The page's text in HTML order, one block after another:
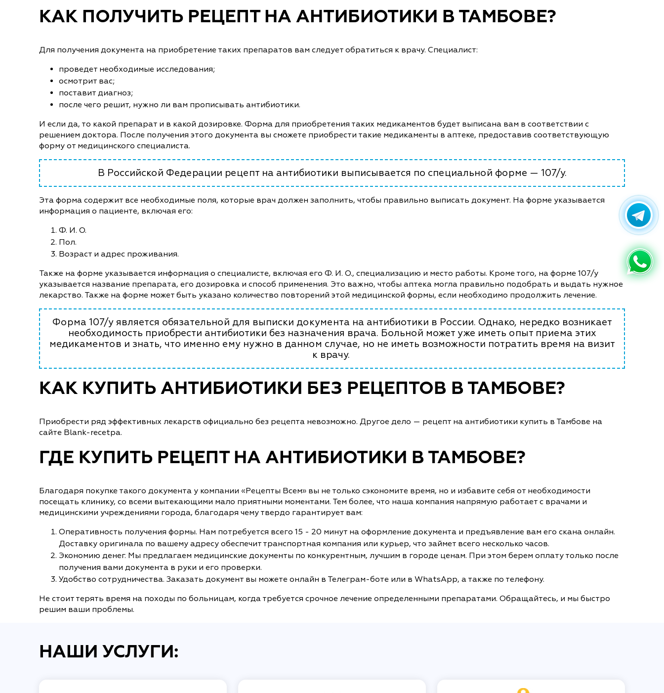
КАК ПОЛУЧИТЬ РЕЦЕПТ НА АНТИБИОТИКИ В ТАМБОВЕ?
Для получения документа на приобретение таких препаратов вам следует обратиться к врачу. Специалист:
проведет необходимые исследования;
осмотрит вас;
поставит диагноз;
после чего решит, нужно ли вам прописывать антибиотики.
И если да, то какой препарат и в какой дозировке. Форма для приобретения таких медикаментов будет выписана вам в соответствии с
решением доктора. После получения этого документа вы сможете приобрести такие медикаменты в аптеке, предоставив соответствующую
форму от медицинского специалиста.
В Российской Федерации рецепт на антибиотики выписывается по специальной форме — 107/у.
Эта форма содержит все необходимые поля, которые врач должен заполнить, чтобы правильно выписать документ. На форме указывается
информация о пациенте, включая его:
Ф. И. О.
Пол.
Возраст и адрес проживания.
Также на форме указывается информация о специалисте, включая его Ф. И. О., специализацию и место работы. Кроме того, на форме 107/у
указывается название препарата, его дозировка и способ применения. Это важно, чтобы аптека могла правильно подобрать и выдать нужное
лекарство. Также на форме может быть указано количество повторений этой медицинской формы, если необходимо продолжить лечение.
Форма 107/у является обязательной для выписки документа на антибиотики в России. Однако, нередко возникает
необходимость приобрести антибиотики без назначения врача. Больной может уже иметь опыт приема этих
медикаментов и знать, что именно ему нужно в данном случае, но не иметь возможности потратить время на визит
к врачу.
КАК КУПИТЬ АНТИБИОТИКИ БЕЗ РЕЦЕПТОВ В ТАМБОВЕ?
Приобрести ряд эффективных лекарств официально без рецепта невозможно. Другое дело — рецепт на антибиотики купить в Тамбове на
сайте Blank-recetpa.
ГДЕ КУПИТЬ РЕЦЕПТ НА АНТИБИОТИКИ В ТАМБОВЕ?
Благодаря покупке такого документа у компании «Рецепты Всем» вы не только сэкономите время, но и избавите себя от необходимости
посещать клинику, со всеми вытекающими мало приятными моментами. Тем более, что наша компания напрямую работает с врачами и
медицинскими учреждениями города, благодаря чему твердо гарантирует вам:
Оперативность получения формы. Нам потребуется всего 15 - 20 минут на оформление документа и предъявление вам его скана онлайн.
Доставку оригинала по вашему адресу обеспечит транспортная компания или курьер, что займет всего несколько часов.
Экономию денег. Мы предлагаем медицинские документы по конкурентным, лучшим в городе ценам. При этом берем оплату только после
получения вами документа в руки и его проверки.
Удобство сотрудничества. Заказать документ вы можете онлайн в Телеграм-боте или в WhatsApp, а также по телефону.
Не стоит терять время на походы по больницам, когда требуется срочное лечение определенными препаратами. Обращайтесь, и мы быстро
решим ваши проблемы.
НАШИ УСЛУГИ: